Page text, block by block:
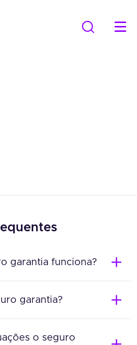
garantia funciona?
garantia?
o seguro